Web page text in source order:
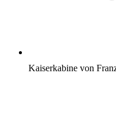
Kaiserkabine von